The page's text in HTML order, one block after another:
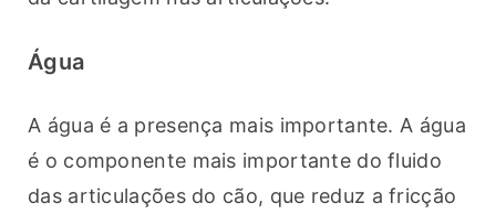
Água
A água é a presença mais importante. A água
é o componente mais importante do fluido
das articulações do cão, que reduz a fricção